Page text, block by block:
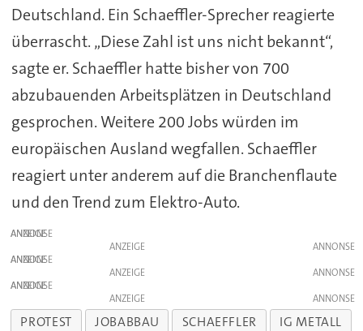
Deutschland. Ein Schaeffler-Sprecher reagierte
überrascht. „Diese Zahl ist uns nicht bekannt“,
sagte er. Schaeffler hatte bisher von 700
abzubauenden Arbeitsplätzen in Deutschland
gesprochen. Weitere 200 Jobs würden im
europäischen Ausland wegfallen. Schaeffler
reagiert unter anderem auf die Branchenflaute
und den Trend zum Elektro-Auto.
ANZEIGE
ANZEIGE
ANZEIGE
ANZEIGE
ANZEIGE
ANZEIGE
PROTEST JOBABBAU SCHAEFFLER
IG METALL